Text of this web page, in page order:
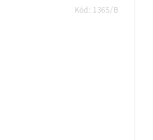
Kód: 1365/B